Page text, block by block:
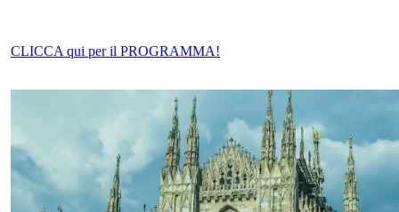
CLICCA qui per il PROGRAMMA!